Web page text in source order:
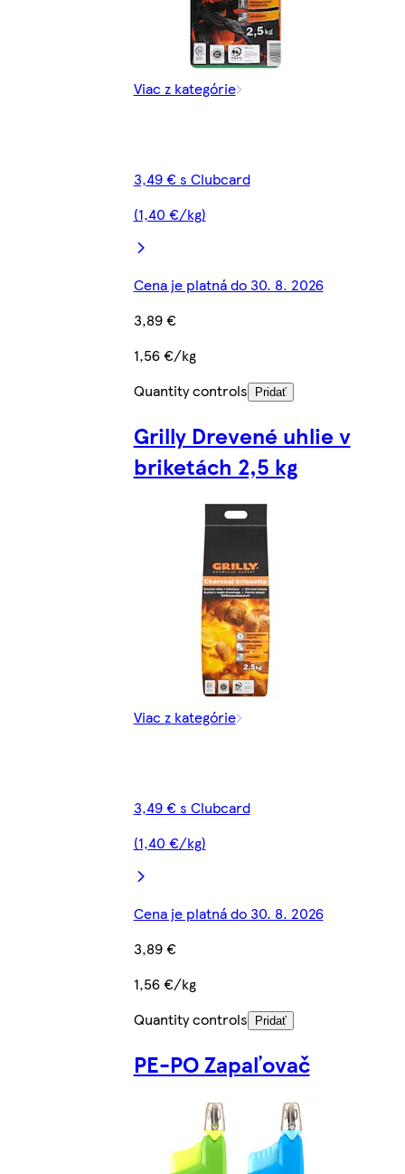
Viac z kategórie
3,49 € s Clubcard
(1,40 €/kg)
Cena je platná do 30. 8. 2026
3,89 €
1,56 €/kg
Quantity controls
Pridať
Grilly Drevené uhlie v
briketách 2,5 kg
Viac z kategórie
3,49 € s Clubcard
(1,40 €/kg)
Cena je platná do 30. 8. 2026
3,89 €
1,56 €/kg
Quantity controls
Pridať
PE-PO Zapaľovač